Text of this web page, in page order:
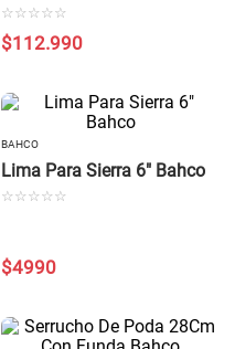
☆ ☆ ☆ ☆ ☆
$112.990
BAHCO
Lima Para Sierra 6" Bahco
☆ ☆ ☆ ☆ ☆
$4990